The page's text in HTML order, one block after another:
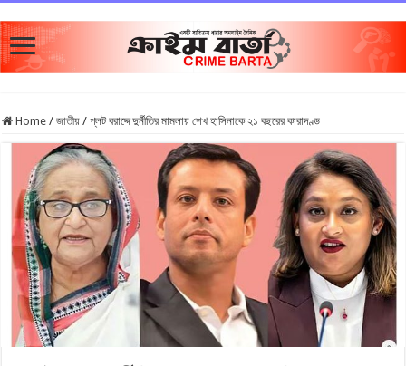
Home / জাতীয় / প্লট বরাদ্দে দুর্নীতির মামলায় শেখ হাসিনাকে ২১ বছরের কারাদণ্ড